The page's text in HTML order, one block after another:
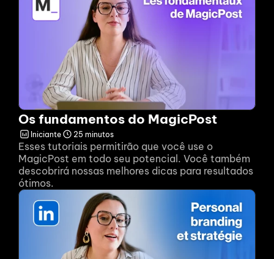
Os fundamentos do MagicPost
Iniciante 25 minutos
Esses tutoriais permitirão que você use o
MagicPost em todo seu potencial. Você também
descobrirá nossas melhores dicas para resultados
ótimos.